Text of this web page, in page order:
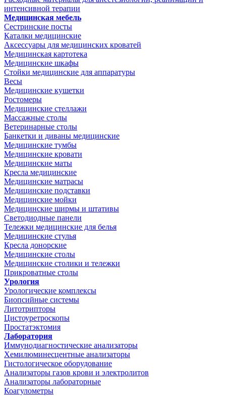
интенсивной терапии
Медицинская мебель
Сестринские посты
Каталки медицинские
Аксессуары для медицинских кроватей
Медицинская картотека
Медицинские шкафы
Стойки медицинские для аппаратуры
Весы
Медицинские кушетки
Ростомеры
Медицинские стеллажи
Массажные столы
Ветеринарные столы
Банкетки и диваны медицинские
Медицинские тумбы
Медицинские кровати
Медицинские маты
Кресла медицинские
Медицинские матрасы
Медицинские подставки
Медицинские мойки
Медицинские ширмы и штативы
Светодиодные панели
Тележки медицинские для белья
Медицинские стулья
Кресла донорские
Медицинские столы
Медицинские столики и тележки
Прикроватные столы
Урология
Урологические комплексы
Биопсийные системы
Литотрипторы
Цистоуретроскопы
Простатэктомия
Лаборатория
Иммунодиагностические анализаторы
Хемилюминесцентные анализаторы
Гистологическое оборудование
Анализаторы газов крови и электролитов
Анализаторы лабораторные
Коагулометры